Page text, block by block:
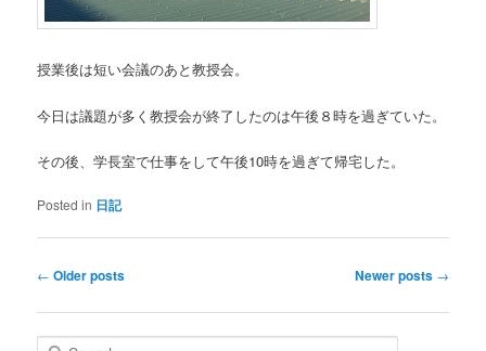
授業後は短い会議のあと教授会。
今日は議題が多く教授会が終了したのは午後８時を過ぎていた。
その後、学長室で仕事をして午後10時を過ぎて帰宅した。
Posted in 日記
Post
← Older posts Newer posts →